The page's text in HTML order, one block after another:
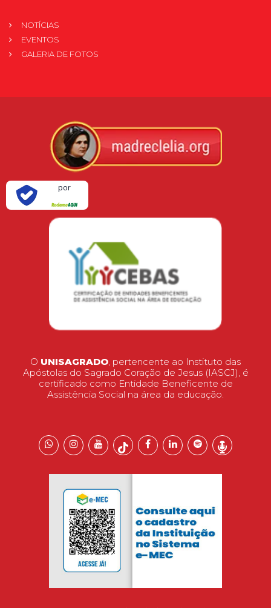
NOTÍCIAS
EVENTOS
GALERIA DE FOTOS
por
O UNISAGRADO, pertencente ao Instituto das
Apóstolas do Sagrado Coração de Jesus (IASCJ), é
certificado como Entidade Beneficente de
Assistência Social na área da educação.